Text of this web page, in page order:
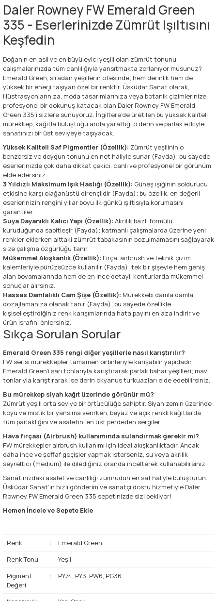
Daler Rowney FW Emerald Green
335 - Eserlerinizde Zümrüt Işıltısını
Keşfedin
Doğanın en asil ve en büyüleyici yeşili olan zümrüt tonunu,
çalışmalarınızda tüm canlılığıyla yansıtmakta zorlanıyor musunuz?
Emerald Green, sıradan yeşillerin ötesinde; hem derinlik hem de
yüksek bir enerji taşıyan özel bir renktir. Üsküdar Sanat olarak,
illüstrasyonlarınıza, moda tasarımlarınıza veya botanik çizimlerinize
profesyonel bir dokunuş katacak olan Daler Rowney FW Emerald
Green 335'i sizlere sunuyoruz. İngiltere’de üretilen bu yüksek kaliteli
mürekkep, kağıtla buluştuğu anda yarattığı o derin ve parlak etkiyle
sanatınızı bir üst seviyeye taşıyacak.
Yüksek Kaliteli Saf Pigmentler (Özellik): Zümrüt yeşilinin o
benzersiz ve doygun tonunu en net haliyle sunar (Fayda); bu sayede
eserlerinizde çok daha dikkat çekici, canlı ve profesyonel bir görünüm
elde edersiniz.
3 Yıldızlı Maksimum Işık Haslığı (Özellik): Güneş ışığının soldurucu
etkisine karşı olağanüstü dirençlidir (Fayda); bu özellik, en değerli
eserlerinizin rengini yıllar boyu ilk günkü ışıltısıyla korumasını
garantiler.
Suya Dayanıklı Kalıcı Yapı (Özellik): Akrilik bazlı formülü
kuruduğunda sabitleşir (Fayda); katmanlı çalışmalarda üzerine yeni
renkler eklerken alttaki zümrüt tabakasının bozulmamasını sağlayarak
size çalışma özgürlüğü tanır.
Mükemmel Akışkanlık (Özellik): Fırça, airbrush ve teknik çizim
kalemleriyle pürüzsüzce kullanılır (Fayda); tek bir şişeyle hem geniş
alan boyamalarında hem de en ince detaylı konturlarda mükemmel
sonuçlar alırsınız.
Hassas Damlalıklı Cam Şişe (Özellik): Mürekkebi damla damla
dozajlamanıza olanak tanır (Fayda); bu sayede özellikle
kişiselleştirdiğiniz renk karışımlarında hata payını en aza indirir ve
ürün israfını önlersiniz.
Sıkça Sorulan Sorular
Emerald Green 335 rengi diğer yeşillerle nasıl karıştırılır?
FW serisi mürekkepler tamamen birbirleriyle karışabilir yapıdadır.
Emerald Green'i sarı tonlarıyla karıştırarak parlak bahar yeşilleri; mavi
tonlarıyla karıştırarak ise derin okyanus turkuazları elde edebilirsiniz.
Bu mürekkep siyah kağıt üzerinde görünür mü?
Zümrüt yeşili orta seviye bir örtücülüğe sahiptir. Siyah zemin üzerinde
koyu ve mistik bir yansıma verirken, beyaz ve açık renkli kağıtlarda
tüm parlaklığını ve asaletini en üst perdeden sergiler.
Hava fırçası (Airbrush) kullanımında sulandırmak gerekir mi?
FW mürekkepler airbrush kullanımı için ideal akışkanlıktadır. Ancak
daha ince ve şeffaf geçişler yapmak isterseniz, su veya akrilik
seyreltici (medium) ile dilediğiniz oranda incelterek kullanabilirsiniz.
Sanatınızdaki asalet ve canlılığı zümrüdün en saf haliyle buluşturun.
Üsküdar Sanat’ın hızlı gönderim ve sanatçı dostu hizmetiyle Daler
Rowney FW Emerald Green 335 sepetinizde sizi bekliyor!
Hemen İncele ve Sepete Ekle
Renk :
Emerald Green
Renk Tonu
:
Yeşil
Pigment
Değeri
: PY74, PY3, PW6, PG36